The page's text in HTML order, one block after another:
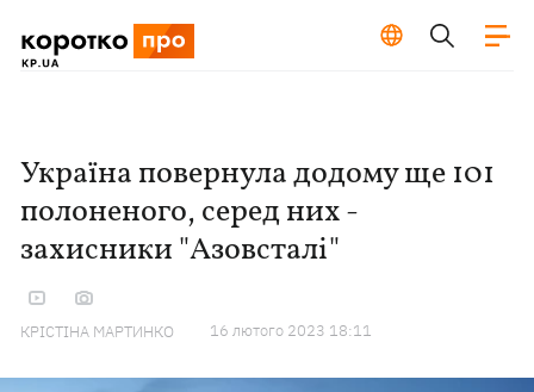
Україна повернула додому ще 101
полоненого, серед них -
захисники "Азовсталі"
КРІСТІНА МАРТИНКО 16 лютого 2023 18:11